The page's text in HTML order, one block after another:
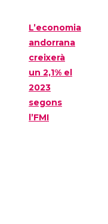
L’economia
andorrana
creixerà
un 2,1% el
2023
segons
l’FMI